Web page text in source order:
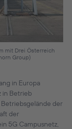
mit Drei Österreich
Group)
in Europa
in Betrieb
der
der
5G Campusnetz,